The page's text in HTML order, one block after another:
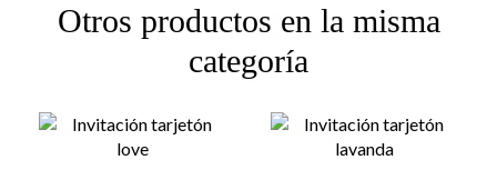
Otros productos en la misma
categoría